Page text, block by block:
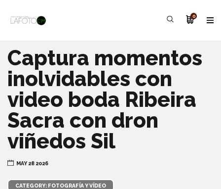
0
Captura momentos
inolvidables con
video boda Ribeira
Sacra con dron
viñedos Sil
MAY 28 2026
CATEGORY: FOTOGRAFÍA Y VÍDEO